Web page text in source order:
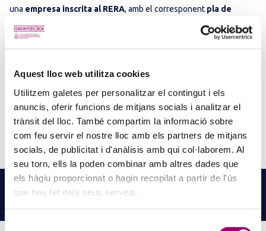
Aquest lloc web utilitza cookies
Utilitzem galetes per personalitzar el contingut i els
anuncis, oferir funcions de mitjans socials i analitzar el
trànsit del lloc. També compartim la informació sobre
com feu servir el nostre lloc amb els partners de mitjans
socials, de publicitat i d'anàlisis amb qui col·laborem. Al
seu torn, ells la poden combinar amb altres dades que
els hàgiu proporcionat o hagin recopilat a partir de l'ús
que heu fet dels seus serveis.
Selecció
una empresa inscrita al RERA, amb el corresponent pla de
treball aprovat
. Aquests ajuts poden ser d’interès per
aparticulars, empreses, comunitats de propietaris i
Més informació i text complet de les bases aquí.
NOTÍCIESRELACIONADES